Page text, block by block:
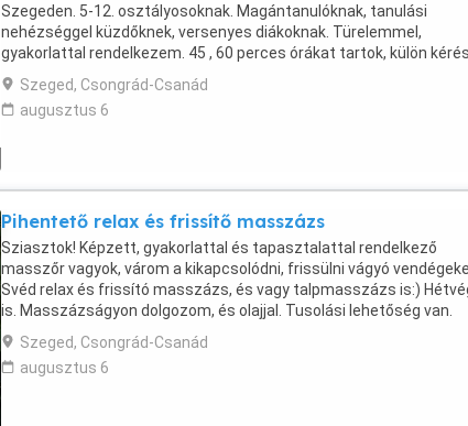
Szegeden. 5-12. osztályosoknak. Magántanulóknak, tanulási
nehézséggel küzdőknek, versenyes diákoknak. Türelemmel,
gyakorlattal rendelkezem. 45 , 60 perces órákat tartok, külön
90perces órákat is. Illetve gimnazistáknak, ...
Szeged, Csongrád-Csanád
augusztus 6
Pihentető relax és frissítő masszázs
Sziasztok! Képzett, gyakorlattal és tapasztalattal rendelkező
masszőr vagyok, várom a kikapcsolódni, frissülni vágyó
Svéd relax és frissító masszázs, és vagy talpmasszázs is:)
is. Masszázságyon dolgozom, és olajjal. Tusolási lehetőség van.
Ruhában dolgozom! Nincs kölcsönösség! Vetkőzni ...
Szeged, Csongrád-Csanád
augusztus 6